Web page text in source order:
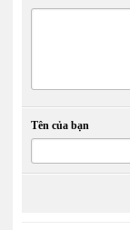
Tên của bạn